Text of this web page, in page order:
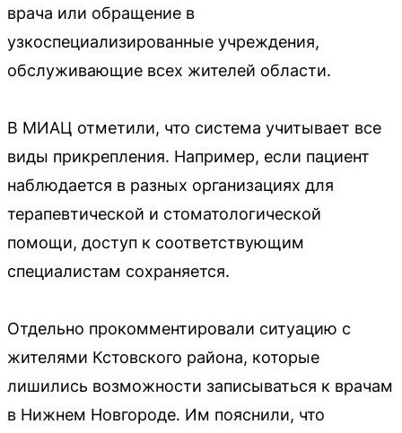
врача или обращение в
узкоспециализированные учреждения,
обслуживающие всех жителей области.
В МИАЦ отметили, что система учитывает все
виды прикрепления. Например, если пациент
наблюдается в разных организациях для
терапевтической и стоматологической
помощи, доступ к соответствующим
специалистам сохраняется.
Отдельно прокомментировали ситуацию с
жителями Кстовского района, которые
лишились возможности записываться к врачам
в Нижнем Новгороде. Им пояснили, что